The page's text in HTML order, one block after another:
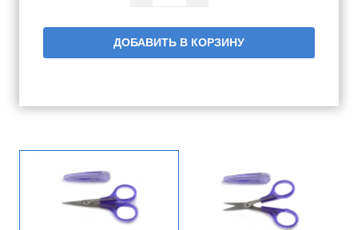
ДОБАВИТЬ В КОРЗИНУ